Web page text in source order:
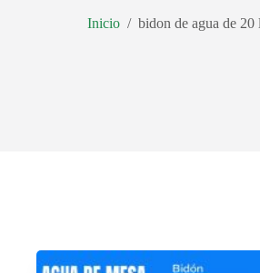
Inicio / bidon de agua de 20